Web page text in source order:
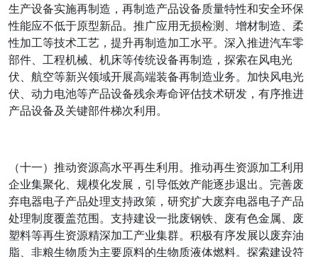
生产设备实施再制造，再制造产品设备质量特性和安全环保
性能应不低于原型新品。推广应用无损检测、增材制造、柔
性加工等技术工艺，提升再制造加工水平。深入推进汽车零
部件、工程机械、机床等传统设备再制造，探索在风电光
伏、航空等新兴领域开展高端装备再制造业务。加快风电光
伏、动力电池等产品设备残余寿命评估技术研发，有序推进
产品设备及关键部件梯次利用。
（十一）推动资源高水平再生利用。推动再生资源加工利用
企业集聚化、规模化发展，引导低效产能逐步退出。完善废
弃电器电子产品处理支持政策，研究扩大废弃电器电子产品
处理制度覆盖范围。支持建设一批废钢铁、废有色金属、废
塑料等再生资源精深加工产业集群。积极有序发展以废弃油
脂、非粮生物质为主要原料的生物质液体燃料。探索建设符